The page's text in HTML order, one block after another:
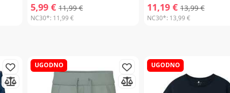
5,99 € 11,99 €
NC30*: 11,99 €
11,19 € 13,99 €
NC30*: 13,99 €
UGODNO UGODNO